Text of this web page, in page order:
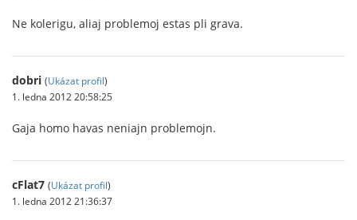
Ne kolerigu, aliaj problemoj estas pli grava.
dobri (Ukázat profil)
1. ledna 2012 20:58:25
Gaja homo havas neniajn problemojn.
cFlat7 (Ukázat profil)
1. ledna 2012 21:36:37